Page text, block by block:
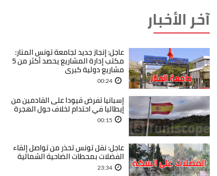
آخر الأخبار
عاجل: إنجاز جديد لجامعة تونس المنار:
مكتب إدارة المشاريع يحصد أكثر من 5
مشاريع دولية كبرى
00:24
إسبانيا تفرض قيودا على القادمين من
إيطاليا في احتدام لخلاف حول الهجرة
00:15
عاجل: نقل تونس تحذر من تواصل إلقاء
الفضلات بمحطات الضاحية الشمالية
23:34